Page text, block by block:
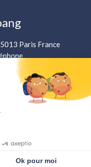
Paris France
5, Paris 14, Paris
4, Le Kremlin-Bicêtre
Thérapie